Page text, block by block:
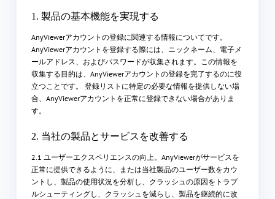
1. 製品の基本機能を実現する
AnyViewerアカウントの登録に関連する情報についてです。
AnyViewerアカウントを登録する際には、ニックネーム、電子メ
ールアドレス、およびパスワードが収集されます。この情報を
収集する目的は、AnyViewerアカウントの登録を完了するのに役
立つことです。 登録リストに特定の必要な情報を提供しない場
合、AnyViewerアカウントを正常に登録できない場合がありま
す。
2. 当社の製品とサービスを改善する
2.1 ユーザーエクスペリエンスの向上。AnyViewerがサービスを
正常に提供できるように、または当社製品のユーザー数をカウ
ントし、製品の使用状況を分析し、クラッシュの原因をトラブ
ルシューティングし、クラッシュを減らし、製品を継続的に改